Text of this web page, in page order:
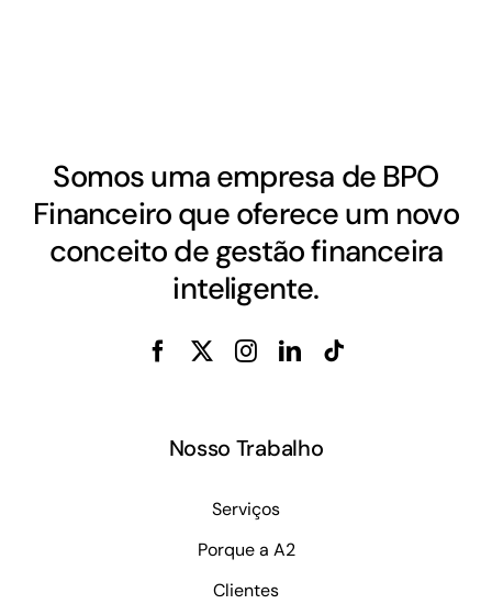
Somos uma empresa de BPO
Financeiro que oferece um novo
conceito de gestão financeira
inteligente.
Nosso Trabalho
Serviços
Porque a A2
Clientes